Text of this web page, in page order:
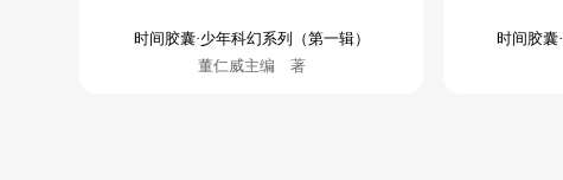
时间胶囊·少年科幻系列（第一辑）
董仁威主编 著
时间胶囊